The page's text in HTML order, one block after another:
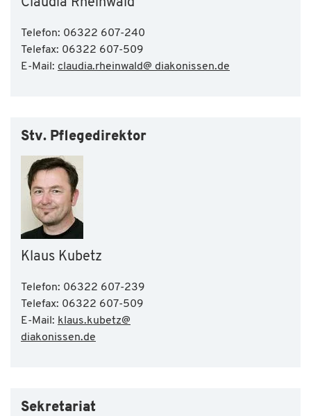
Claudia Rheinwald
Telefon: 06322 607-240
Telefax: 06322 607-509
E-Mail: claudia.rheinwald@ diakonissen.de
Stv. Pflegedirektor
Klaus Kubetz
Telefon: 06322 607-239
Telefax: 06322 607-509
E-Mail: klaus.kubetz@
diakonissen.de
Sekretariat